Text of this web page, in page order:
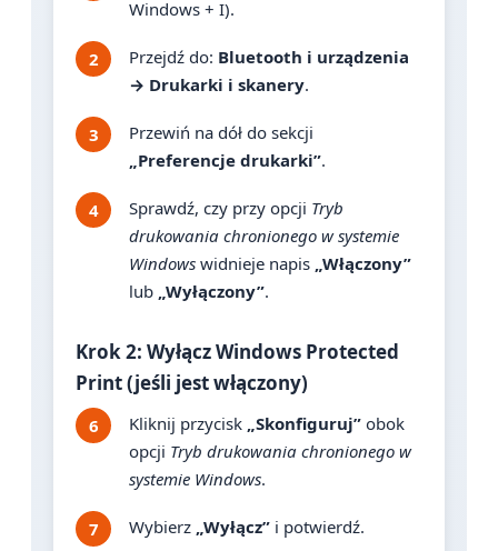
Windows + I).
Przejdź do: Bluetooth i urządzenia
→ Drukarki i skanery.
Przewiń na dół do sekcji
„Preferencje drukarki”.
Sprawdź, czy przy opcji Tryb
drukowania chronionego w systemie
Windows widnieje napis „Włączony”
lub „Wyłączony”.
Krok 2: Wyłącz Windows Protected
Print (jeśli jest włączony)
Kliknij przycisk „Skonfiguruj” obok
opcji Tryb drukowania chronionego w
systemie Windows.
Wybierz „Wyłącz” i potwierdź.